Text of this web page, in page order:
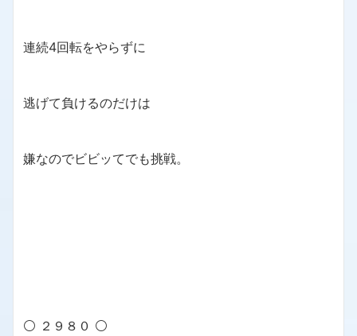
連続4回転をやらずに
逃げて負けるのだけは
嫌なのでビビッてでも挑戦。
⚪ ２９８０ ⚪